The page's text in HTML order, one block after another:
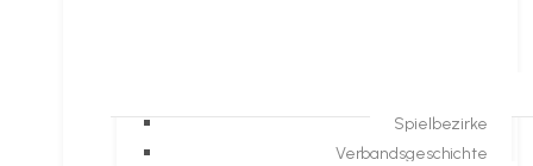
Spielbezirke
Verbandsgeschichte